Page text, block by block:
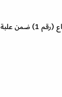
تم استعراض الدرجة اللونية الرائعة لهذا المنتج خلال عرض أزياء "بربري" لهـذا الموسم؛ وهو متوفر بلون البشرة اللماع (رقم 1) ضمن علبة